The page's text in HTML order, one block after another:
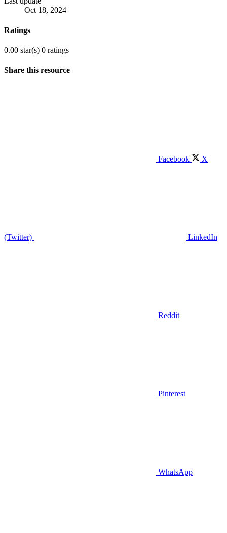
Oct 18, 2024
Ratings
0.00 star(s) 0 ratings
Share this resource
Facebook X
(Twitter) LinkedIn
Reddit
Pinterest
WhatsApp